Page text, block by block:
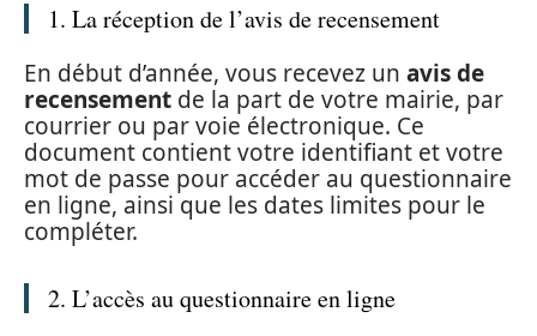
1. La réception de l’avis de recensement
En début d’année, vous recevez un avis de
recensement de la part de votre mairie, par
courrier ou par voie électronique. Ce
document contient votre identifiant et votre
mot de passe pour accéder au questionnaire
en ligne, ainsi que les dates limites pour le
compléter.
2. L’accès au questionnaire en ligne